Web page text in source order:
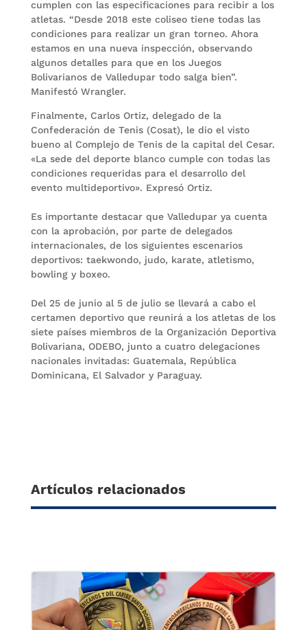
cumplen con las especificaciones para recibir a los
atletas. “Desde 2018 este coliseo tiene todas las
condiciones para realizar un gran torneo. Ahora
estamos en una nueva inspección, observando
algunos detalles para que en los Juegos
Bolivarianos de Valledupar todo salga bien”.
Manifestó Wrangler.
Finalmente, Carlos Ortiz, delegado de la
Confederación de Tenis (Cosat), le dio el visto
bueno al Complejo de Tenis de la capital del Cesar.
«La sede del deporte blanco cumple con todas las
condiciones requeridas para el desarrollo del
evento multideportivo». Expresó Ortiz.
Es importante destacar que Valledupar ya cuenta
con la aprobación, por parte de delegados
internacionales, de los siguientes escenarios
deportivos: taekwondo, judo, karate, atletismo,
bowling y boxeo.
Del 25 de junio al 5 de julio se llevará a cabo el
certamen deportivo que reunirá a los atletas de los
siete países miembros de la Organización Deportiva
Bolivariana, ODEBO, junto a cuatro delegaciones
nacionales invitadas: Guatemala, República
Dominicana, El Salvador y Paraguay.
Artículos relacionados